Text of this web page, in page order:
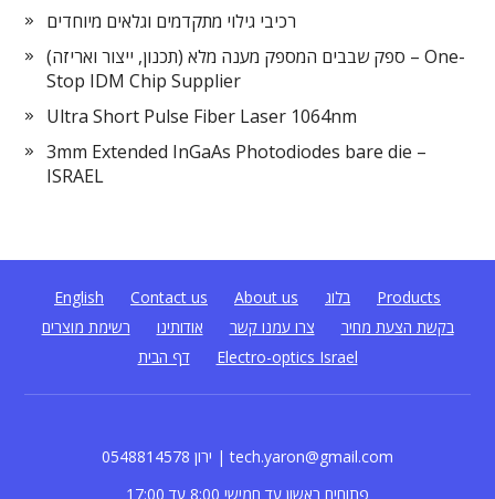
רכיבי גילוי מתקדמים וגלאים מיוחדים
ספק שבבים המספק מענה מלא (תכנון, ייצור ואריזה) – One-
Stop IDM Chip Supplier
Ultra Short Pulse Fiber Laser 1064nm
3mm Extended InGaAs Photodiodes bare die –
ISRAEL
English Contact us About us בלוג
Products
רשימת מוצרים
אודותינו צרו עמנו קשר
בקשת הצעת מחיר
דף הבית
Electro-optics Israel
0548814578 ירון | tech.yaron@gmail.com
פתוחים ראשון עד חמישי 8:00 עד 17:00